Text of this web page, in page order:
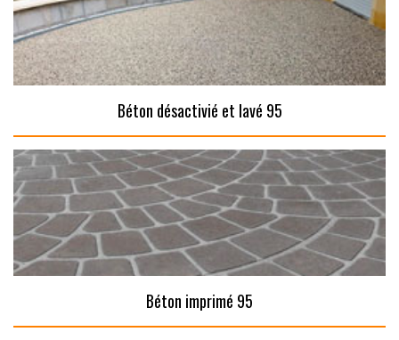
Béton désactivié et lavé 95
Béton imprimé 95